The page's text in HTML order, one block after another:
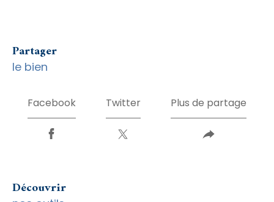
partager
le bien
Facebook Twitter Plus de partage
découvrir